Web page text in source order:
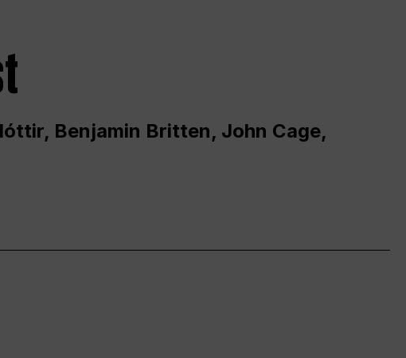
Benjamin Britten, John Cage,